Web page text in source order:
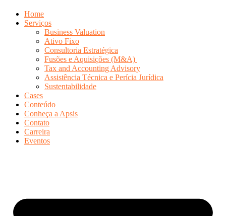
Home
Serviços
Business Valuation
Ativo Fixo
Consultoria Estratégica
Fusões e Aquisições (M&A)
Tax and Accounting Advisory
Assistência Técnica e Perícia Jurídica
Sustentabilidade
Cases
Conteúdo
Conheça a Apsis
Contato
Carreira
Eventos